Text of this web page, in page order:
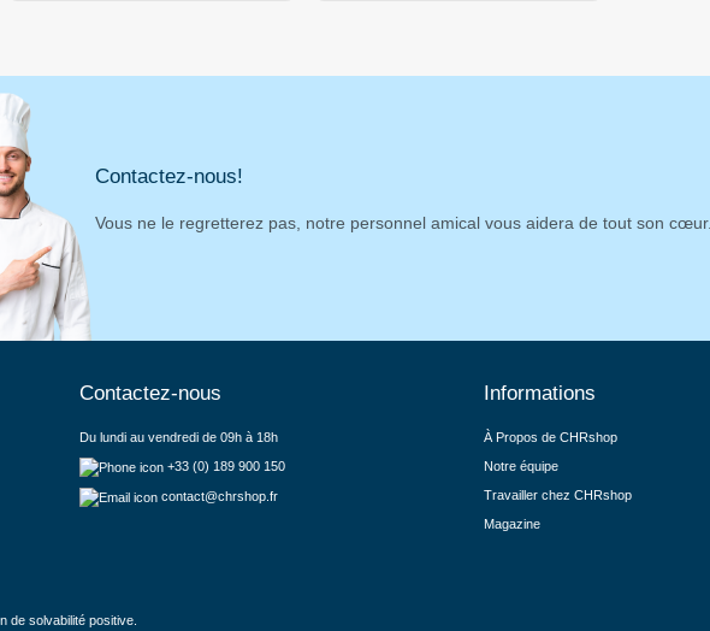
Contactez-nous!
Vous ne le regretterez pas, notre personnel amical vous aidera de tout son cœur.
Contactez-nous
Du lundi au vendredi de 09h à 18h
+33 (0) 189 900 150
contact@chrshop.fr
Informations
À Propos de CHRshop
Notre équipe
Travailler chez CHRshop
Magazine
de solvabilité positive.